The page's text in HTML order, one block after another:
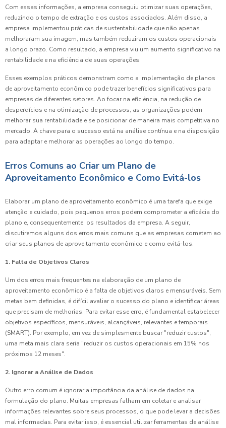
Com essas informações, a empresa conseguiu otimizar suas operações,
reduzindo o tempo de extração e os custos associados. Além disso, a
empresa implementou práticas de sustentabilidade que não apenas
melhoraram sua imagem, mas também reduziram os custos operacionais
a longo prazo. Como resultado, a empresa viu um aumento significativo na
rentabilidade e na eficiência de suas operações.
Esses exemplos práticos demonstram como a implementação de planos
de aproveitamento econômico pode trazer benefícios significativos para
empresas de diferentes setores. Ao focar na eficiência, na redução de
desperdícios e na otimização de processos, as organizações podem
melhorar sua rentabilidade e se posicionar de maneira mais competitiva no
mercado. A chave para o sucesso está na análise contínua e na disposição
para adaptar e melhorar as operações ao longo do tempo.
Erros Comuns ao Criar um Plano de
Aproveitamento Econômico e Como Evitá-los
Elaborar um plano de aproveitamento econômico é uma tarefa que exige
atenção e cuidado, pois pequenos erros podem comprometer a eficácia do
plano e, consequentemente, os resultados da empresa. A seguir,
discutiremos alguns dos erros mais comuns que as empresas cometem ao
criar seus planos de aproveitamento econômico e como evitá-los.
1. Falta de Objetivos Claros
Um dos erros mais frequentes na elaboração de um plano de
aproveitamento econômico é a falta de objetivos claros e mensuráveis. Sem
metas bem definidas, é difícil avaliar o sucesso do plano e identificar áreas
que precisam de melhorias. Para evitar esse erro, é fundamental estabelecer
objetivos específicos, mensuráveis, alcançáveis, relevantes e temporais
(SMART). Por exemplo, em vez de simplesmente buscar "reduzir custos",
uma meta mais clara seria "reduzir os custos operacionais em 15% nos
próximos 12 meses".
2. Ignorar a Análise de Dados
Outro erro comum é ignorar a importância da análise de dados na
formulação do plano. Muitas empresas falham em coletar e analisar
informações relevantes sobre seus processos, o que pode levar a decisões
mal informadas. Para evitar isso, é essencial utilizar ferramentas de análise